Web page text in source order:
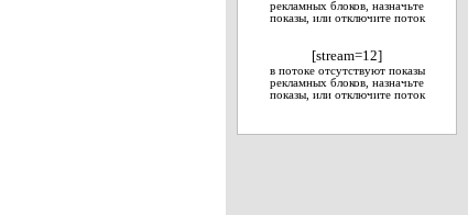
рекламных блоков, назначьте
показы, или отключите поток
[stream=12]
в потоке отсутствуют показы
рекламных блоков, назначьте
показы, или отключите поток